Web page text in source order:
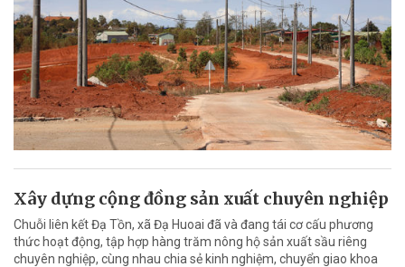
Xây dựng cộng đồng sản xuất chuyên nghiệp
Chuỗi liên kết Đạ Tồn, xã Đạ Huoai đã và đang tái cơ cấu phương
thức hoạt động, tập hợp hàng trăm nông hộ sản xuất sầu riêng
chuyên nghiệp, cùng nhau chia sẻ kinh nghiệm, chuyển giao khoa